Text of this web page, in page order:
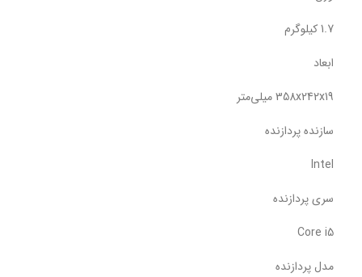
1.7 کیلوگرم
ابعاد
358x242x19 میلی‌متر
سازنده پردازنده
Intel
سری پردازنده
Core i5
مدل پردازنده